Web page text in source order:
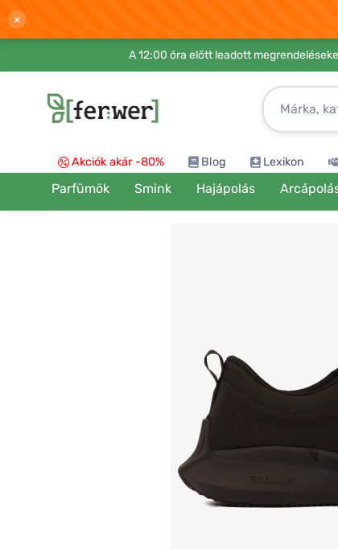
×
A 12:00 óra előtt leadott
Akciók akár -80% Blog Lexikon
Parfümök Smink Hajápolás